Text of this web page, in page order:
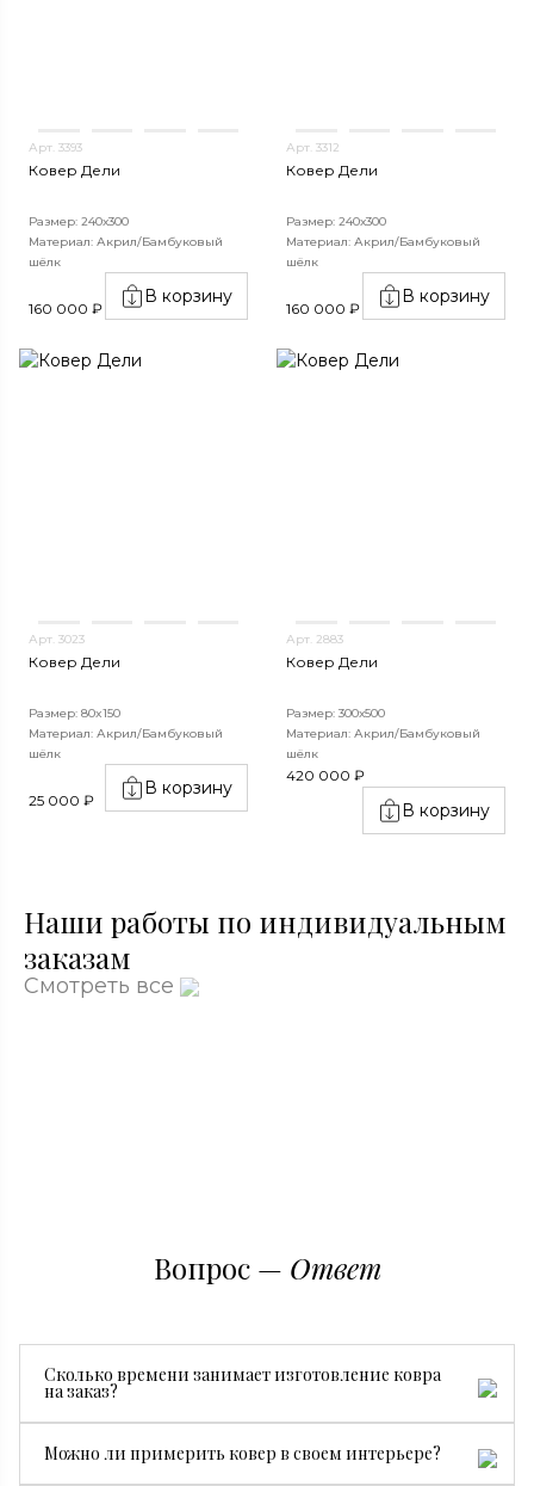
Арт. 3393
Ковер Дели
Размер: 240х300
Материал: Акрил/Бамбуковый
шёлк
160 000 ₽
В корзину
Арт. 3312
Ковер Дели
Размер: 240х300
Материал: Акрил/Бамбуковый
шёлк
160 000 ₽
В корзину
Арт. 3023
Ковер Дели
Размер: 80x150
Материал: Акрил/Бамбуковый
шёлк
25 000 ₽
В корзину
Арт. 2883
Ковер Дели
Размер: 300х500
Материал: Акрил/Бамбуковый
шёлк
420 000 ₽
В корзину
Наши работы по индивидуальным
заказам
Смотреть все
Вопрос — Ответ
Сколько времени занимает изготовление ковра
на заказ?
производства. В среднем изготовление занимает от 3
Можно ли примерить ковер в своем интерьере?